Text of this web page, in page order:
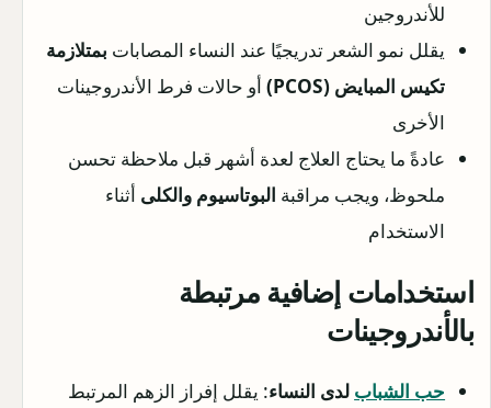
للأندروجين
يقلل نمو الشعر تدريجيًا عند النساء المصابات بمتلازمة
تكيس المبايض (PCOS)
أو حالات فرط الأندروجينات
الأخرى
عادةً ما يحتاج العلاج لعدة أشهر قبل ملاحظة تحسن
ملحوظ، ويجب مراقبة البوتاسيوم والكلى أثناء
الاستخدام
استخدامات إضافية مرتبطة
بالأندروجينات
حب الشباب لدى النساء: يقلل إفراز الزهم المرتبط